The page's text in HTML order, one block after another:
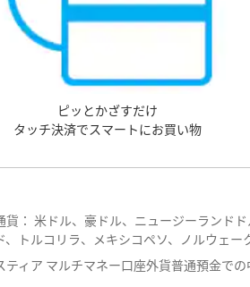
ピッとかざすだけ
タッチ決済でスマートにお買い物
貨： 米ドル、豪ドル、ニュージーランド
、トルコリラ、メキシコペソ、ノルウェ
ティア マルチマネー口座外貨普通預金で